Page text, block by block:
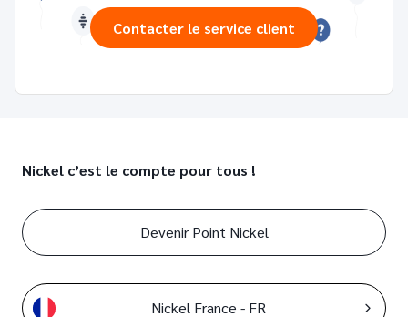
Contacter le service client
Nickel c’est le compte pour tous !
Devenir Point Nickel
Nickel France - FR